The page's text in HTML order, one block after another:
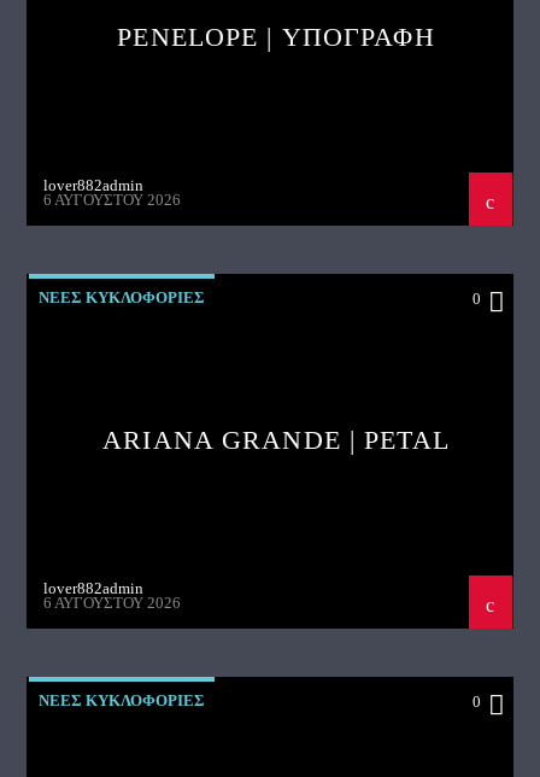
PENELOPE | ΥΠΟΓΡΑΦΗ
lover882admin
6 ΑΥΓΟΎΣΤΟΥ 2026
ΝΕΕΣ ΚΥΚΛΟΦΟΡΙΕΣ 0
ARIANA GRANDE | PETAL
lover882admin
6 ΑΥΓΟΎΣΤΟΥ 2026
ΝΕΕΣ ΚΥΚΛΟΦΟΡΙΕΣ 0